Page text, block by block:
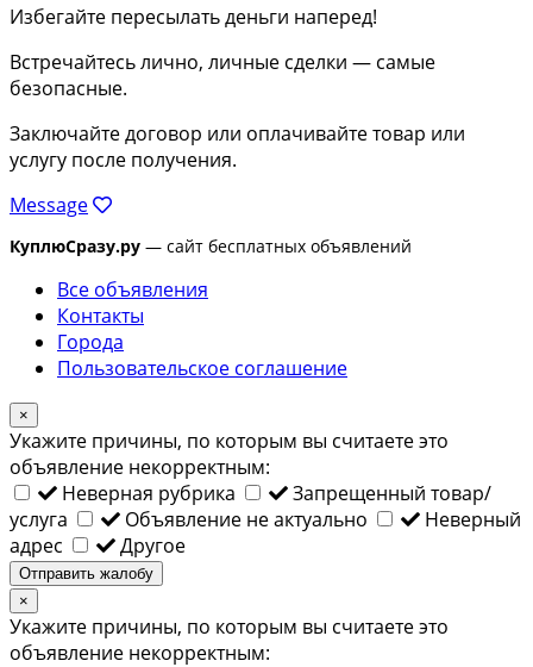
Избегайте пересылать деньги наперед!
Встречайтесь лично, личные сделки — самые
безопасные.
Заключайте договор или оплачивайте товар или
услугу после получения.
Message
КуплюСразу.ру — сайт бесплатных объявлений
Все объявления
Контакты
Города
Пользовательское соглашение
×
Укажите причины, по которым вы считаете это
объявление некорректным:
Неверная рубрика
Запрещенный товар/
услуга
Объявление не актуально
Неверный
адрес
Другое
Отправить жалобу
×
Укажите причины, по которым вы считаете это
объявление некорректным: